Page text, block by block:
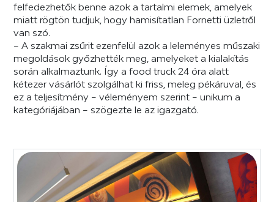
felfedezhetők benne azok a tartalmi elemek, amelyek
miatt rögtön tudjuk, hogy hamisítatlan Fornetti üzletről
van szó.
– A szakmai zsűrit ezenfelül azok a leleményes műszaki
megoldások győzhették meg, amelyeket a kialakítás
során alkalmaztunk. Így a food truck 24 óra alatt
kétezer vásárlót szolgálhat ki friss, meleg pékáruval, és
ez a teljesítmény – véleményem szerint – unikum a
kategóriájában – szögezte le az igazgató.